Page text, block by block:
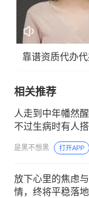
靠谱资质代办
相关推荐
人走到中年幡然
不过生病时有人
是黑不想黑 打开APP
放下心里的焦虑
情，终将平稳落地